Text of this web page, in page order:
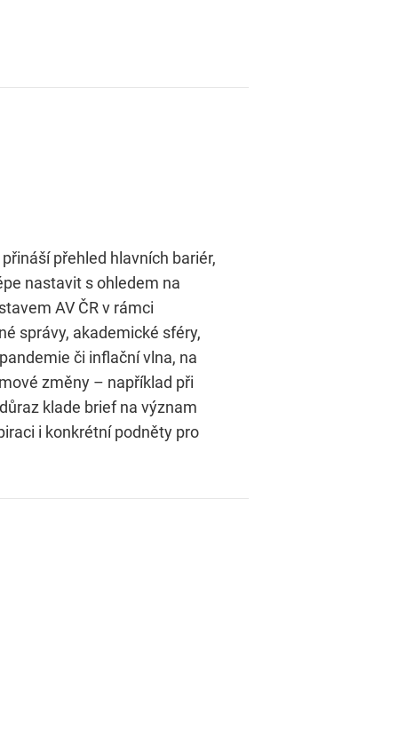
přináší přehled hlavních bariér,
nastavit s ohledem na
AV ČR v rámci
správy, akademické sféry,
či inflační vlna, na
změny – například při
klade brief na význam
i konkrétní podněty pro